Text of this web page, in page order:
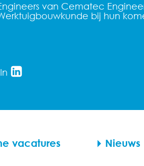
van Cematec
bij hun
vacatures Nieuws